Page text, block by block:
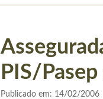
PIS/
Publicado em: 14/02/2006